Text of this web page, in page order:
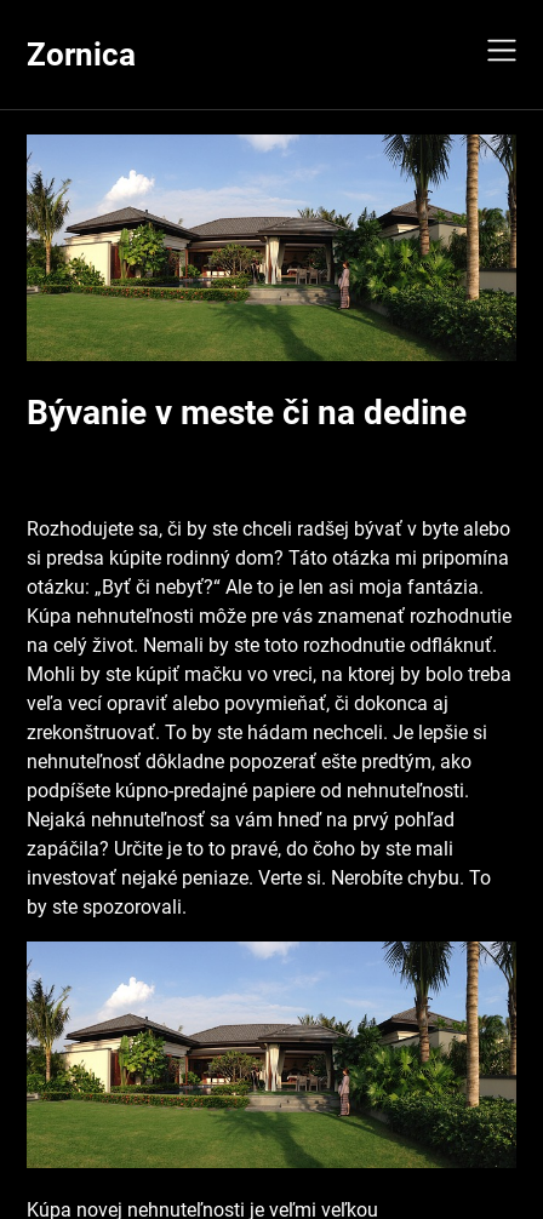
contentZornica
Bývanie v meste či na dedine
Rozhodujete sa, či by ste chceli radšej bývať v byte alebo
si predsa kúpite rodinný dom? Táto otázka mi pripomína
otázku: „Byť či nebyť?“ Ale to je len asi moja fantázia.
Kúpa nehnuteľnosti môže pre vás znamenať rozhodnutie
na celý život. Nemali by ste toto rozhodnutie odfláknuť.
Mohli by ste kúpiť mačku vo vreci, na ktorej by bolo treba
veľa vecí opraviť alebo povymieňať, či dokonca aj
zrekonštruovať. To by ste hádam nechceli. Je lepšie si
nehnuteľnosť dôkladne popozerať ešte predtým, ako
podpíšete kúpno-predajné papiere od nehnuteľnosti.
Nejaká nehnuteľnosť sa vám hneď na prvý pohľad
zapáčila? Určite je to to pravé, do čoho by ste mali
investovať nejaké peniaze. Verte si. Nerobíte chybu. To
by ste spozorovali.
Kúpa novej nehnuteľnosti je veľmi veľkou